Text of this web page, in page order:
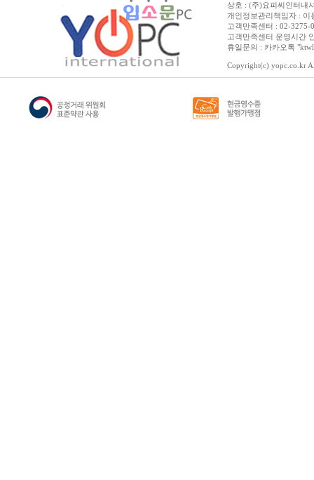
상호 : (주)요피씨인터내
개인정보관리책임자 : 이
고객만족센터 : 02-3275-
고객만족센터 운영시간
휴일문의 : 카카오톡
Copyright(c) yopc.co.kr